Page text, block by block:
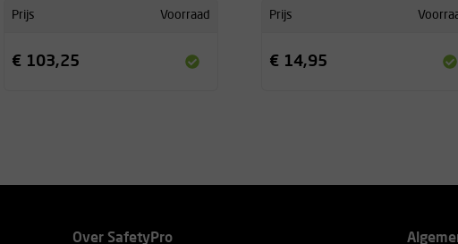
Prijs Voorraad
€ 103,25
Prijs
€ 14,95
Over SafetyPro